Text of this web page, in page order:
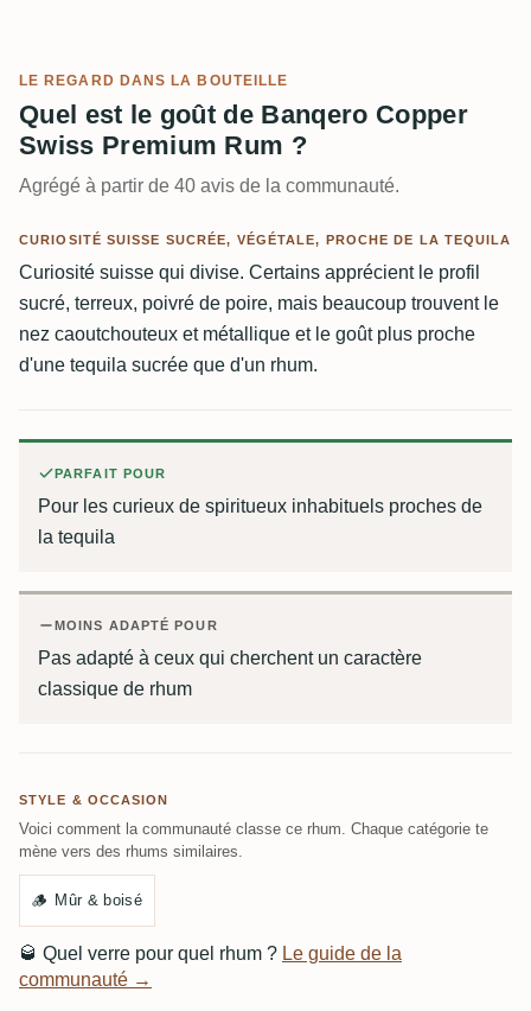
LE REGARD DANS LA BOUTEILLE
Quel est le goût de Banqero Copper
Swiss Premium Rum ?
Agrégé à partir de 40 avis de la communauté.
CURIOSITÉ SUISSE SUCRÉE, VÉGÉTALE, PROCHE DE LA TEQUILA
Curiosité suisse qui divise. Certains apprécient le profil
sucré, terreux, poivré de poire, mais beaucoup trouvent le
nez caoutchouteux et métallique et le goût plus proche
d'une tequila sucrée que d'un rhum.
PARFAIT POUR
Pour les curieux de spiritueux inhabituels proches de
la tequila
MOINS ADAPTÉ POUR
Pas adapté à ceux qui cherchent un caractère
classique de rhum
STYLE & OCCASION
Voici comment la communauté classe ce rhum. Chaque catégorie te
mène vers des rhums similaires.
🪵 Mûr & boisé
🥃 Quel verre pour quel rhum ? Le guide de la
communauté →